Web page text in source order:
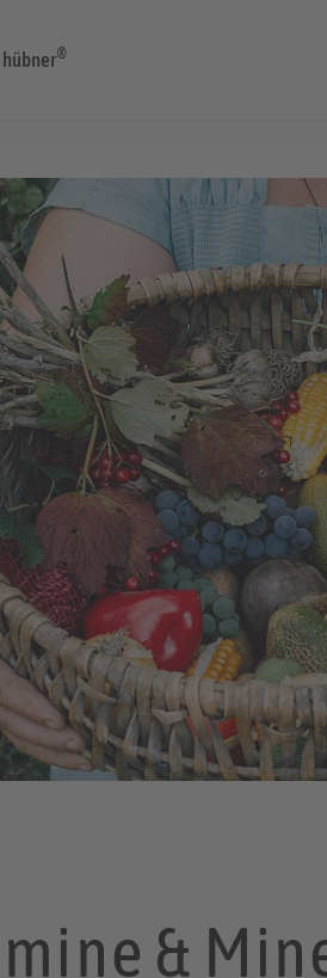
®
&